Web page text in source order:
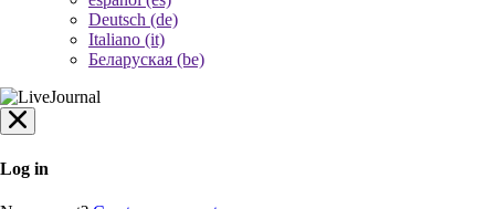
Deutsch (de)
Italiano (it)
Беларуская (be)
Log in